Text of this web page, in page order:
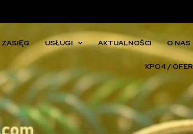
ZASIĘG USŁUGI AKTUALNOŚCI O NAS
KPO4 /